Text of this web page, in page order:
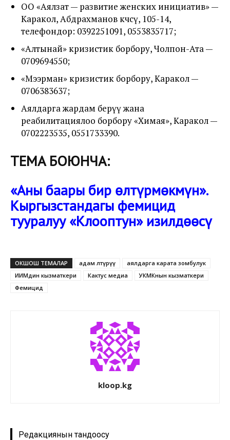
ОО «Аялзат — развитие женских инициатив» —
Каракол, Абдрахманов көчөсү, 105-14,
телефондор: 0392251091, 0553835717;
«Алтынай» кризистик борбору, Чолпон-Ата —
0709694550;
«Мээрман» кризистик борбору, Каракол —
0706383637;
Аялдарга жардам берүү жана
реабилитациялоо борбору «Химая», Каракол —
0702223535, 0551733390.
ТЕМА БОЮНЧА:
«Аны баары бир өлтүрмөкмүн».
Кыргызстандагы фемицид
тууралуу «Клооптун» изилдөөсү
ОКШОШ ТЕМАЛАР адам өлтүрүү
аялдарга карата зомбулук
ИИМдин кызматкери
Кактус медиа
УКМКнын кызматкери
Фемицид
kloop.kg
Редакциянын тандоосу